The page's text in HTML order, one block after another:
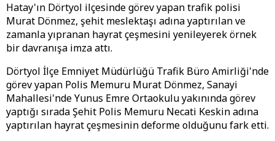
Hatay'ın Dörtyol ilçesinde görev yapan trafik polisi
Murat Dönmez, şehit meslektaşı adına yaptırılan ve
zamanla yıpranan hayrat çeşmesini yenileyerek örnek
bir davranışa imza attı.
Dörtyol İlçe Emniyet Müdürlüğü Trafik Büro Amirliği'nde
görev yapan Polis Memuru Murat Dönmez, Sanayi
Mahallesi'nde Yunus Emre Ortaokulu yakınında görev
yaptığı sırada Şehit Polis Memuru Necati Keskin adına
yaptırılan hayrat çeşmesinin deforme olduğunu fark etti.